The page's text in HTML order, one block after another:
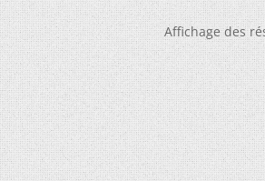
Affichage des